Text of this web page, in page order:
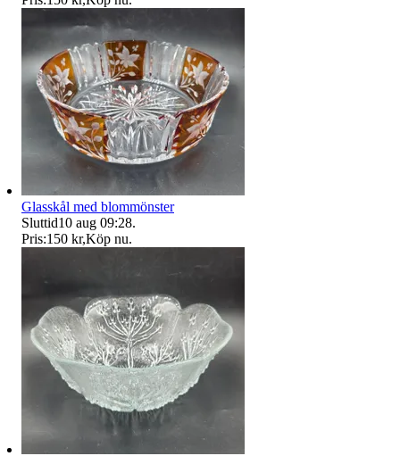
Glasskål med blommönster
Sluttid10 aug 09:28.
Pris:150 kr,Köp nu.